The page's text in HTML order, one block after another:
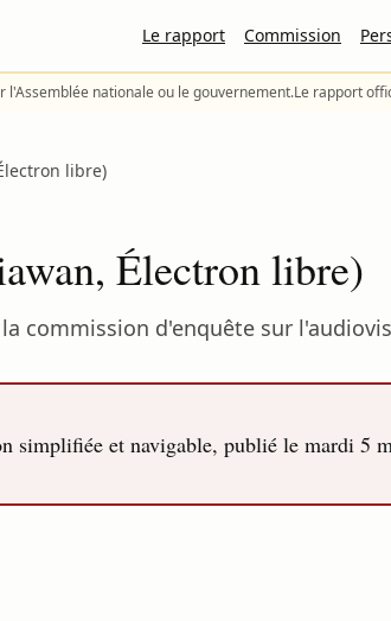
Le rapport Commission
l'Assemblée nationale ou le gouvernement.Le rapport
libre)
Électron libre)
commission d'enquête sur
simplifiée et navigable, publié le mardi 5